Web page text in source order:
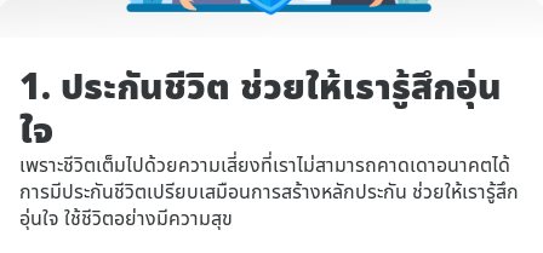
1. ประกันชีวิต ช่วยให้เรารู้สึกอุ่น
ใจ
เพราะชีวิตเต็มไปด้วยความเสี่ยงที่เราไม่สามารถคาดเดาอนาคตได้
การมีประกันชีวิตเปรียบเสมือนการสร้างหลักประกัน ช่วยให้เรารู้สึก
อุ่นใจ ใช้ชีวิตอย่างมีความสุข